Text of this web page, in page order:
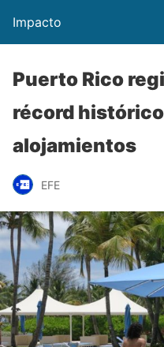
Impacto
Puerto Rico
récord
alojamientos
EFE